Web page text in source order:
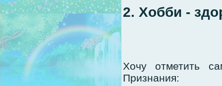
2. Хобби -
Хочу отметить
Признания: